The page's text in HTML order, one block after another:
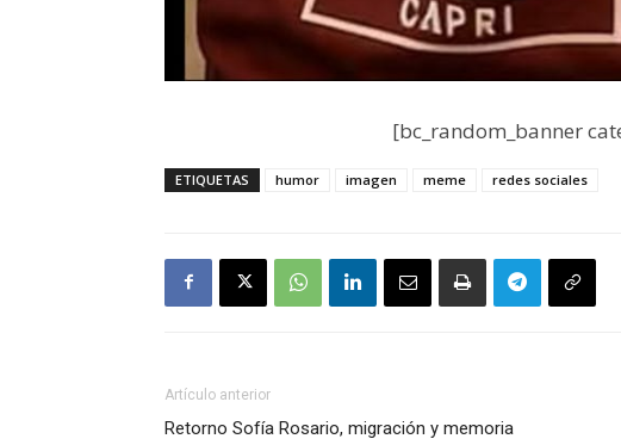
[bc_random_banner
ETIQUETAS humor imagen meme redes sociales
Artículo anterior
Retorno Sofía Rosario, migración y memoria